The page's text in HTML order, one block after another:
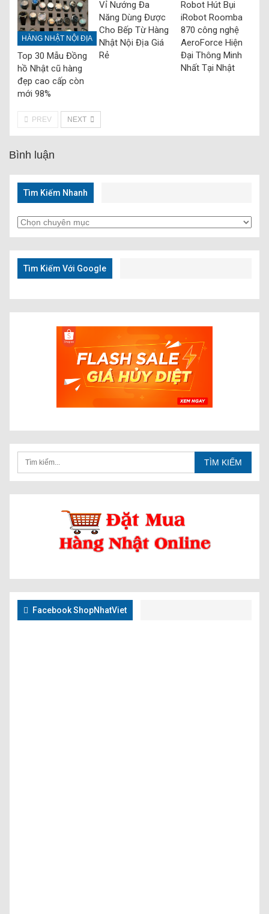
HÀNG NHẬT NỘI ĐỊA
Top 30 Mẫu Đồng
hồ Nhật cũ hàng
đẹp cao cấp còn
mới 98%
Vỉ Nướng Đa
Năng Dùng Được
Cho Bếp Từ Hàng
Nhật Nội Địa Giá
Rẻ
Robot Hút Bụi
iRobot Roomba
870 công nghệ
AeroForce Hiện
Đại Thông Minh
Nhất Tại Nhật
PREV NEXT
Bình luận
Tìm Kiếm Nhanh
Tìm
Kiếm
Nhanh
Tìm Kiếm Với Google
Facebook ShopNhatViet